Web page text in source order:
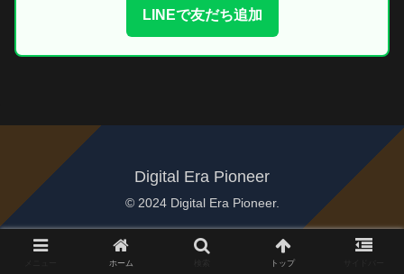
LINEで友だち追加
Digital Era Pioneer
© 2024 Digital Era Pioneer.
ホーム トップ